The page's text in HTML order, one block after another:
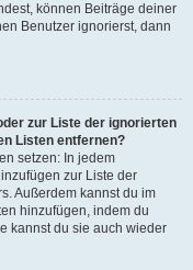
können Beiträge deiner
Benutzer ignorierst, dann
zur Liste der ignorierten
Listen entfernen?
setzen: In jedem
zur Liste der
Außerdem kannst du im
hinzufügen, indem du
kannst du sie auch wieder